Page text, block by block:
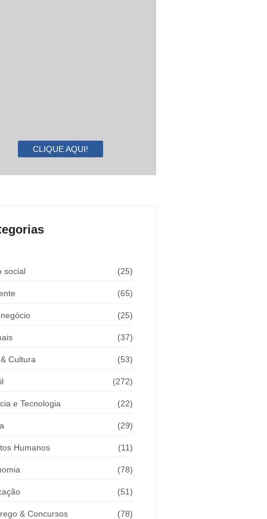
CLIQUE AQUI!
social (25)
(65)
(25)
(37)
Cultura (53)
(272)
e Tecnologia (22)
(29)
Humanos (11)
(78)
(51)
& Concursos (78)